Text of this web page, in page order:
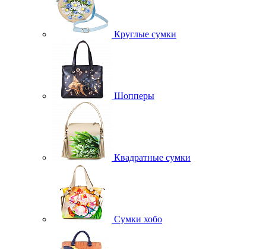
Круглые сумки
Шопперы
Квадратные сумки
Сумки хобо